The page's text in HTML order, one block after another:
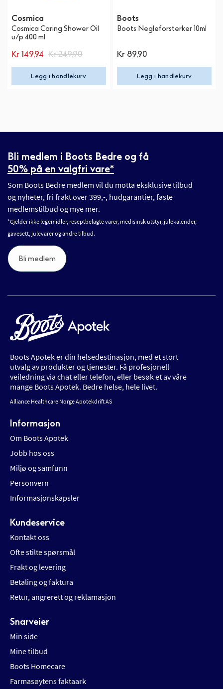
Cosmica
Cosmica Caring Shower Oil
u/p 400 ml
Kr 149,94 Kr 249,90
Legg i handlekurv
Boots
Boots Negleforsterker 10ml
Kr 89,90
Legg i handlekurv
Bli medlem i Boots Bedre og få
50% på en valgfri vare*
Som Boots Bedre medlem vil du motta eksklusive tilbud
og nyheter, fri frakt over 399,-, hudgarantier, faste
medlemstilbud og mye mer.
*Gjelder ikke legemidler, reseptbelagte varer, medisinsk utstyr, julekalender,
gavesett, julevarer og andre tilbud.
Bli medlem
Boots Apotek er din helsedestinasjon, med et stort
utvalg av produkter og tjenester. Få profesjonell
veiledning via chat eller telefon, eller besøk et av våre
mange Boots Apotek. Bedre helse, hele livet.
Alliance Healthcare Norge Apotekdrift AS
Informasjon
Om Boots Apotek
Jobb hos oss
Miljø og samfunn
Personvern
Informasjonskapsler
Kundeservice
Kontakt oss
Ofte stilte spørsmål
Frakt og levering
Betaling og faktura
Retur, angrerett og reklamasjon
Snarveier
Min side
Mine tilbud
Boots Homecare
Farmasøytens faktaark